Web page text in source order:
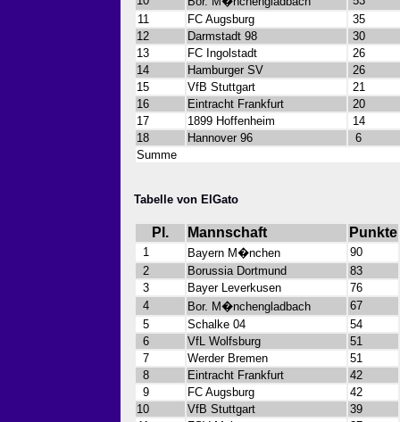
11
FC Augsburg
35
12
Darmstadt 98
30
13
FC Ingolstadt
26
14
Hamburger SV
26
15
VfB Stuttgart
21
16
Eintracht Frankfurt
20
17
1899 Hoffenheim
14
18
Hannover 96
6
Summe
Tabelle von ElGato
Pl. Mannschaft Punkte
1 Bayern M�nchen
90
2
Borussia Dortmund
83
3
Bayer Leverkusen
76
4
Bor. M�nchengladbach
67
5
Schalke 04
54
6
VfL Wolfsburg
51
7
Werder Bremen
51
8
Eintracht Frankfurt
42
9
FC Augsburg
42
10
VfB Stuttgart
39